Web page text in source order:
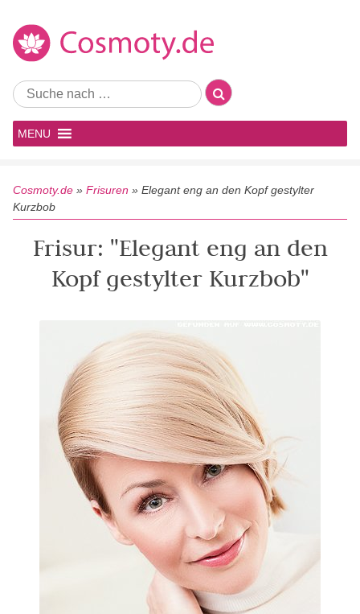
MENU
Cosmoty.de » Frisuren » Elegant eng an den Kopf gestylter
Kurzbob
Frisur: "Elegant eng an den
Kopf gestylter Kurzbob"